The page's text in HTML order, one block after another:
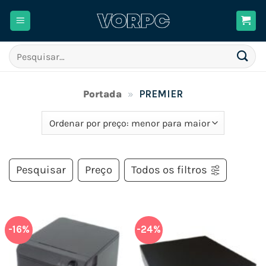
Pesquisar
por:
Portada » PREMIER
Pesquisar Preço Todos os filtros
-16% -24%